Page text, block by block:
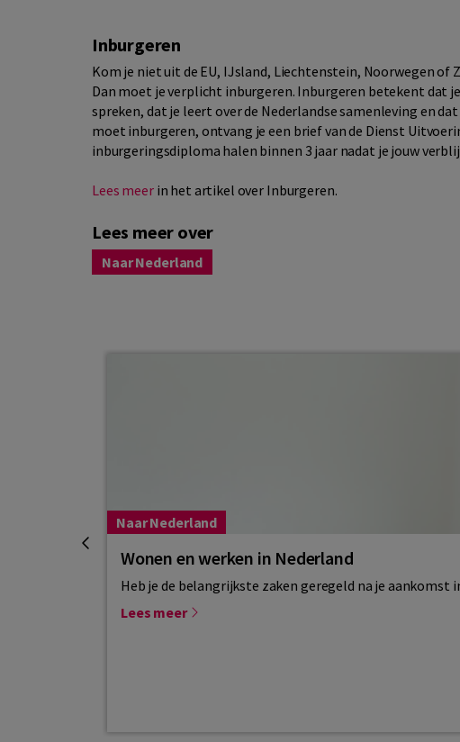
Inburgeren
Kom je niet uit de EU, IJsland, Liechtenstein, Noorwegen of
Dan moet je verplicht inburgeren. Inburgeren betekent dat
spreken, dat je leert over de Nederlandse samenleving en
moet inburgeren, ontvang je een brief van de Dienst
inburgeringsdiploma halen binnen 3 jaar nadat je jouw
Lees meerin het artikel over Inburgeren.
Lees meer over
Naar Nederland
Naar Nederland
Wonen en werken in Nederland
Heb je de belangrijkste zaken geregeld na je aankomst
Lees meer